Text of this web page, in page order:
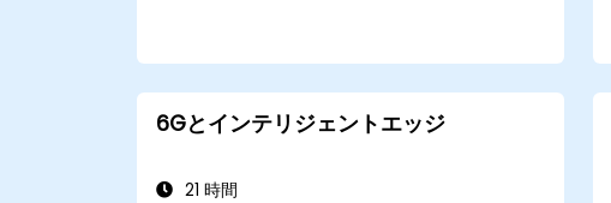
6Gとインテリジェントエッジ
21 時間